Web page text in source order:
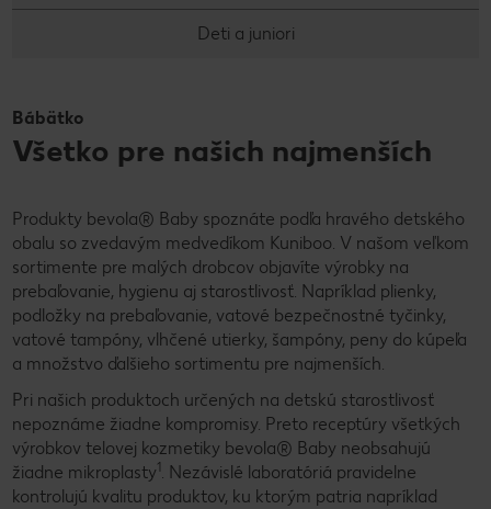
Deti a juniori
Bábätko
Všetko pre našich najmenších
Produkty bevola® Baby spoznáte podľa hravého detského
obalu so zvedavým medvedíkom Kuniboo. V našom veľkom
sortimente pre malých drobcov objavíte výrobky na
prebaľovanie, hygienu aj starostlivosť. Napríklad plienky,
podložky na prebaľovanie, vatové bezpečnostné tyčinky,
vatové tampóny, vlhčené utierky, šampóny, peny do kúpeľa
a množstvo ďalšieho sortimentu pre najmenších.
Pri našich produktoch určených na detskú starostlivosť
nepoznáme žiadne kompromisy. Preto receptúry všetkých
výrobkov telovej kozmetiky bevola® Baby neobsahujú
žiadne mikroplasty1 . Nezávislé laboratóriá pravidelne
kontrolujú kvalitu produktov, ku ktorým patria napríklad